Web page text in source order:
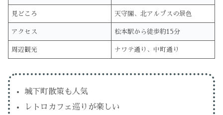
見どころ 天守閣、北アルプスの景色
アクセス 松本駅から徒歩約15分
周辺観光 ナワテ通り、中町通り
城下町散策も人気
レトロカフェ巡りが楽しい